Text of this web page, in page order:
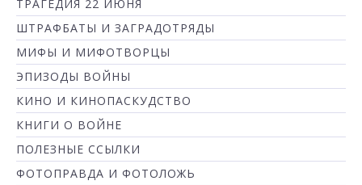
ТРАГЕДИЯ 22 ИЮНЯ
ШТРАФБАТЫ И ЗАГРАДОТРЯДЫ
МИФЫ И МИФОТВОРЦЫ
ЭПИЗОДЫ ВОЙНЫ
КИНО И КИНОПАСКУДСТВО
КНИГИ О ВОЙНЕ
ПОЛЕЗНЫЕ ССЫЛКИ
ФОТОПРАВДА И ФОТОЛОЖЬ